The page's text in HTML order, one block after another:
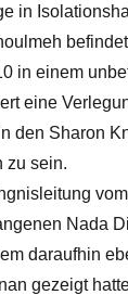
in
in einem
eine
den Sharon
zu sein.
Nada
daraufhin
gezeigt